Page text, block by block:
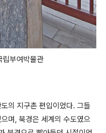
립부여박물관
의 지구촌 편입이었다. 그들
며, 북경은 세계의 수도였으